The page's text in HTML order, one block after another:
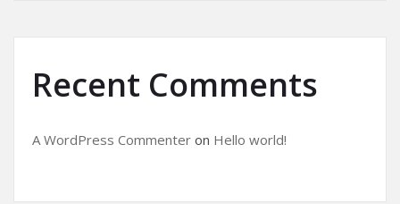
Recent Comments
A WordPress Commenter on Hello world!